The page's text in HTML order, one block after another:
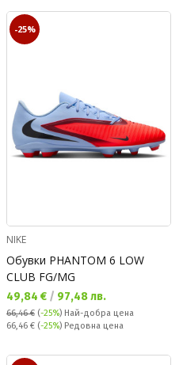
-25%
NIKE
Обувки PHANTOM 6 LOW
CLUB FG/MG
Текуща цена:
49,84 € / 97,48 лв.
66,46 € (-25%) Най-добра цена
Редовна цена:
66,46 € (-25%) Редовна цена